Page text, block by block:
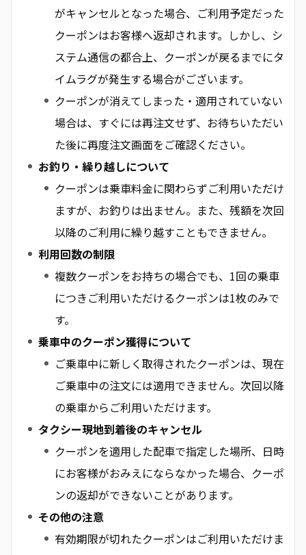
がキャンセルとなった場合、ご利用予定だった
クーポンはお客様へ返却されます。しかし、シ
ステム通信の都合上、クーポンが戻るまでにタ
イムラグが発生する場合がございます。
クーポンが消えてしまった・適用されていない
場合は、すぐには再注文せず、お待ちいただい
た後に再度注文画面をご確認ください。
お釣り・繰り越しについて
クーポンは乗車料金に関わらずご利用いただけ
ますが、お釣りは出ません。また、残額を次回
以降のご利用に繰り越すこともできません。
利用回数の制限
複数クーポンをお持ちの場合でも、1回の乗車
につきご利用いただけるクーポンは1枚のみで
す。
乗車中のクーポン獲得について
ご乗車中に新しく取得されたクーポンは、現在
ご乗車中の注文には適用できません。次回以降
の乗車からご利用いただけます。
タクシー現地到着後のキャンセル
クーポンを適用した配車で指定した場所、日時
にお客様がおみえにならなかった場合、クーポ
ンの返却ができないことがあります。
その他の注意
有効期限が切れたクーポンはご利用いただけま